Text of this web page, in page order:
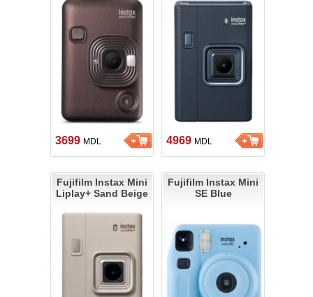
3699 MDL 4969 MDL
Fujifilm Instax Mini
Liplay+ Sand Beige
Fujifilm Instax Mini
SE Blue